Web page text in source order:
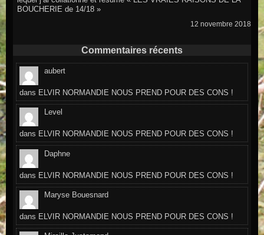
BOUCHERIE de 14/18 »
12 novembre 2018
Commentaires récents
aubert
dans ELVIR NORMANDIE NOUS PREND POUR DES CONS !
Level
dans ELVIR NORMANDIE NOUS PREND POUR DES CONS !
Daphne
dans ELVIR NORMANDIE NOUS PREND POUR DES CONS !
Maryse Bouesnard
dans ELVIR NORMANDIE NOUS PREND POUR DES CONS !